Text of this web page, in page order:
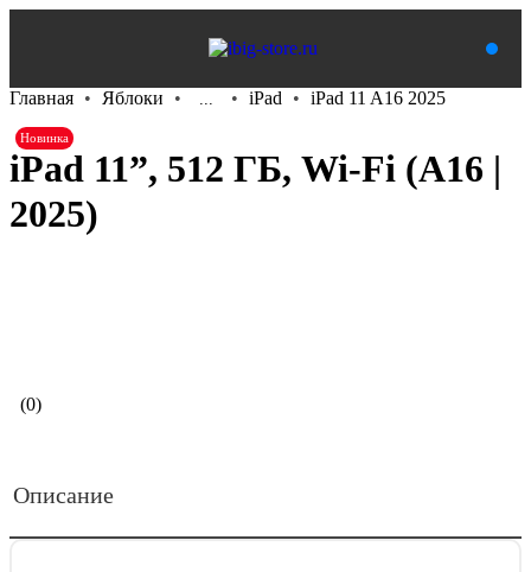
Главная Яблоки ... iPad iPad 11 A16 2025
Новинка
iPad 11”, 512 ГБ, Wi-Fi (A16 |
2025)
(0)
Описание